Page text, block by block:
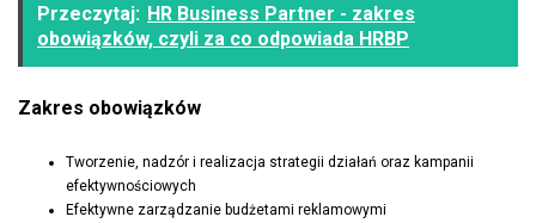
Przeczytaj: HR Business Partner - zakres
obowiązków, czyli za co odpowiada HRBP
Zakres obowiązków
Tworzenie, nadzór i realizacja strategii działań oraz kampanii
efektywnościowych
Efektywne zarządzanie budżetami reklamowymi